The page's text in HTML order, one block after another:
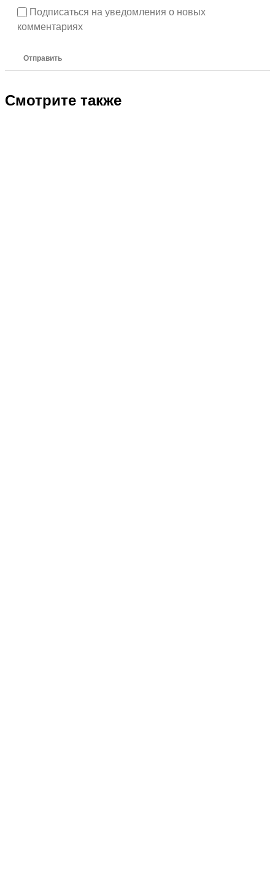
Подписаться на уведомления о новых
комментариях
Отправить
Смотрите также